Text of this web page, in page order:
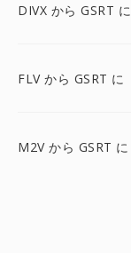
DIVX から GSRT に
FLV から GSRT に
M2V から GSRT に